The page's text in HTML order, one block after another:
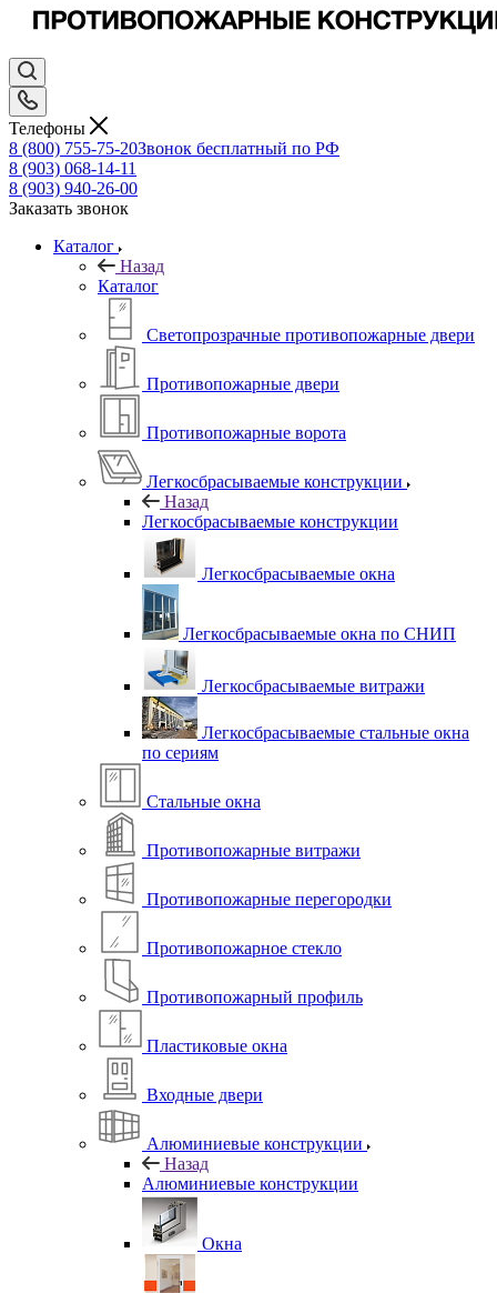
Телефоны
8 (800) 755-75-20Звонок бесплатный по РФ
8 (903) 068-14-11
8 (903) 940-26-00
Заказать звонок
Каталог
Назад
Каталог
Светопрозрачные противопожарные двери
Противопожарные двери
Противопожарные ворота
Легкосбрасываемые конструкции
Назад
Легкосбрасываемые конструкции
Легкосбрасываемые окна
Легкосбрасываемые окна по СНИП
Легкосбрасываемые витражи
Легкосбрасываемые стальные окна
по сериям
Стальные окна
Противопожарные витражи
Противопожарные перегородки
Противопожарное стекло
Противопожарный профиль
Пластиковые окна
Входные двери
Алюминиевые конструкции
Назад
Алюминиевые конструкции
Окна